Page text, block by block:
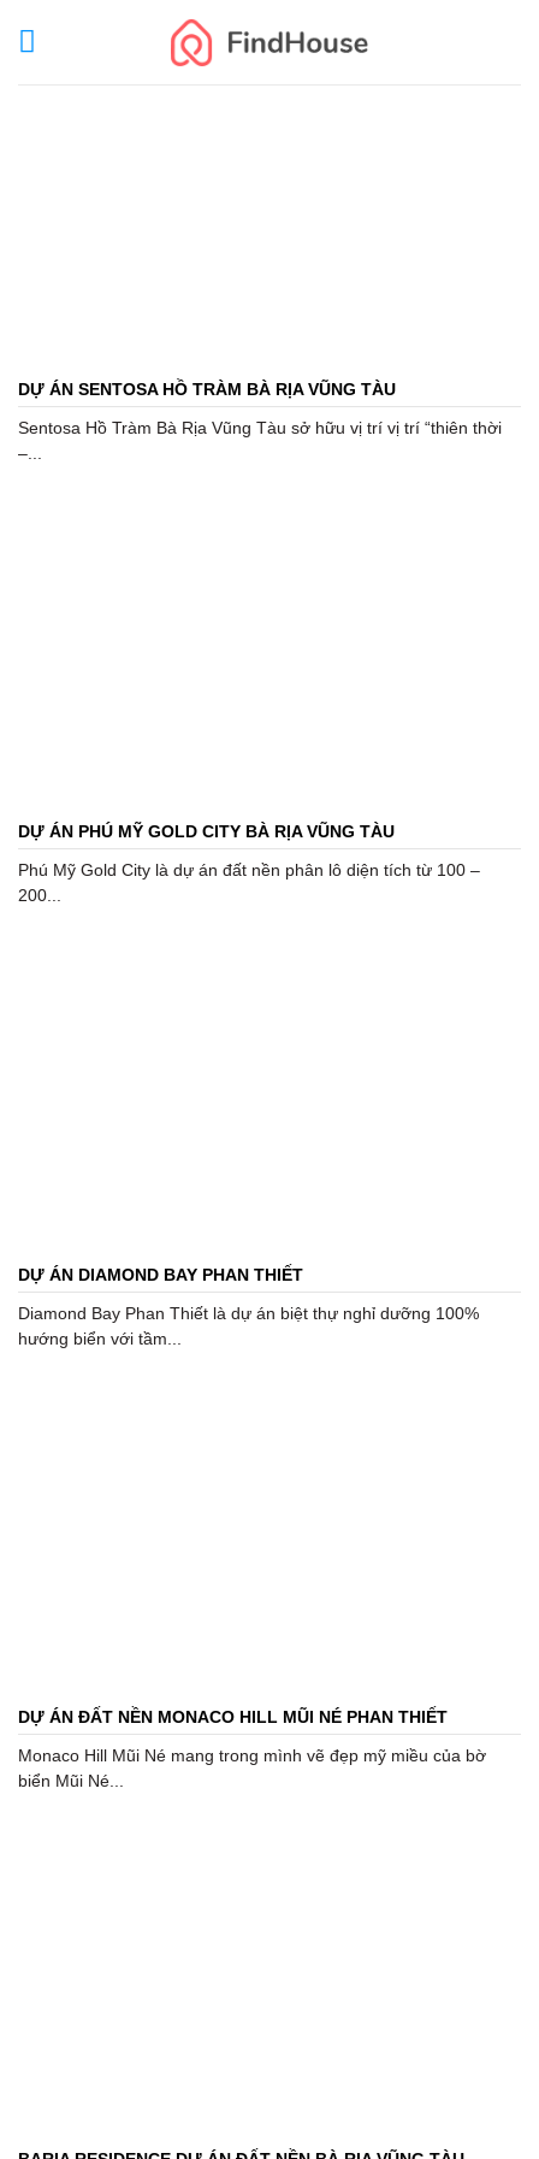
DỰ ÁN SENTOSA HỒ TRÀM BÀ RỊA VŨNG TÀU
Sentosa Hồ Tràm Bà Rịa Vũng Tàu sở hữu vị trí vị trí “thiên thời
–...
DỰ ÁN PHÚ MỸ GOLD CITY BÀ RỊA VŨNG TÀU
Phú Mỹ Gold City là dự án đất nền phân lô diện tích từ 100 –
200...
DỰ ÁN DIAMOND BAY PHAN THIẾT
Diamond Bay Phan Thiết là dự án biệt thự nghỉ dưỡng 100%
hướng biển với tầm...
DỰ ÁN ĐẤT NỀN MONACO HILL MŨI NÉ PHAN THIẾT
Monaco Hill Mũi Né mang trong mình vẽ đẹp mỹ miều của bờ
biển Mũi Né...